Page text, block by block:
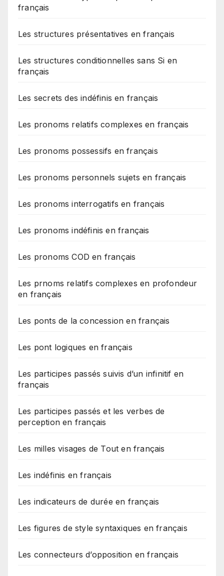
français
Les structures présentatives en français
Les structures conditionnelles sans Si en
français
Les secrets des indéfinis en français
Les pronoms relatifs complexes en français
Les pronoms possessifs en français
Les pronoms personnels sujets en français
Les pronoms interrogatifs en français
Les pronoms indéfinis en français
Les pronoms COD en français
Les prnoms relatifs complexes en profondeur
en français
Les ponts de la concession en français
Les pont logiques en français
Les participes passés suivis d’un infinitif en
français
Les participes passés et les verbes de
perception en français
Les milles visages de Tout en français
Les indéfinis en français
Les indicateurs de durée en français
Les figures de style syntaxiques en français
Les connecteurs d’opposition en français